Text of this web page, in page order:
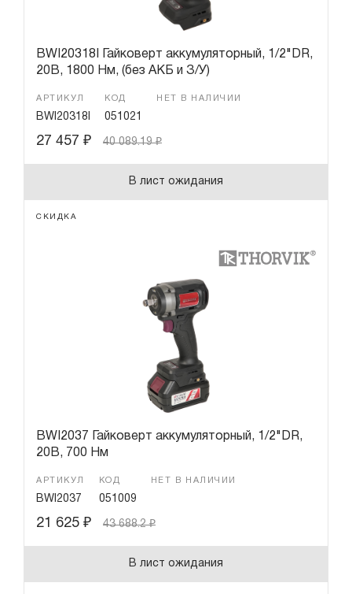
BWI20318I Гайковерт аккумуляторный, 1/2"DR,
20В, 1800 Нм, (без АКБ и З/У)
АРТИКУЛ
BWI20318I
КОД
051021
НЕТ В НАЛИЧИИ
27 457 ₽ 40 089.19₽
В лист ожидания
СКИДКА
BWI2037 Гайковерт аккумуляторный, 1/2"DR,
20В, 700 Нм
АРТИКУЛ
BWI2037
КОД
051009
НЕТ В НАЛИЧИИ
21 625 ₽ 43 688.2₽
В лист ожидания